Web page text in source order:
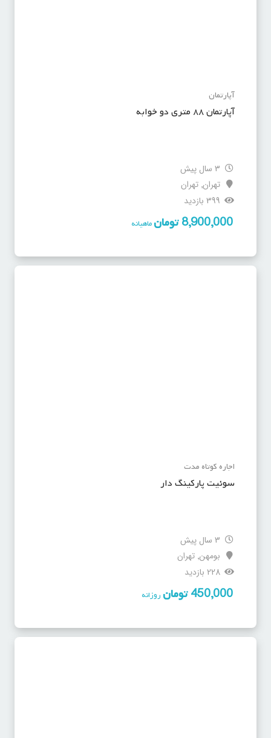
آپارتمان
آپارتمان ۸۸ متری دو خوابه
3 سال پیش
تهران,تهران
399 بازدید
8,900,000 تومانماهیانه
اجاره کوتاه مدت
سوئیت پارکینگ دار
3 سال پیش
بومهن,تهران
228 بازدید
450,000 تومانروزانه